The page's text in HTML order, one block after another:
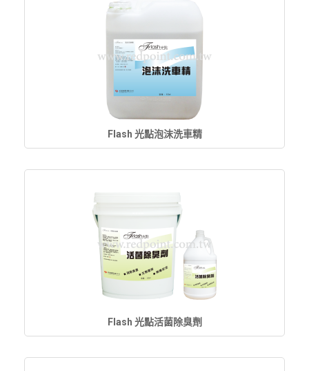
Flash 光點泡沫洗車精
Flash 光點活菌除臭劑